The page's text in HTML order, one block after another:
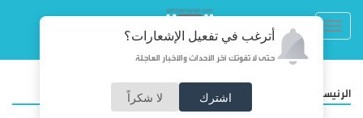
أترغب في تفعيل الإشعارات؟
حتى لا تفوتك آخر الأحداث والأخبار العاجلة
اشترك لا شكراً الرئيسية